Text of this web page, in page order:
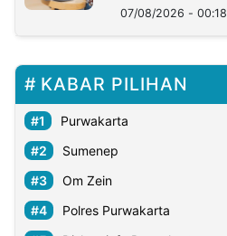
07/08/2026 - 00:18
KABAR PILIHAN
Purwakarta
Sumenep
Om Zein
Polres Purwakarta